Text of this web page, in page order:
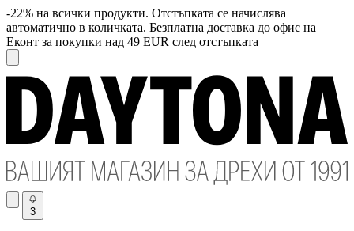
-22% на всички продукти. Отстъпката се начислява
автоматично в количката. Безплатна доставка до офис на
Еконт за покупки над 49 EUR след отстъпката
3